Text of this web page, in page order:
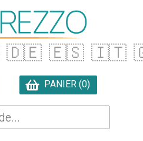
🇩🇪 🇪🇸 🇮🇹
PANIER (0)